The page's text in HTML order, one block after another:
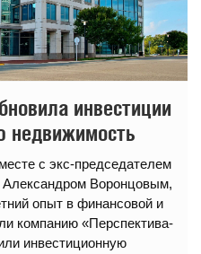
инвестиции
недвижимость
с экс-председателем
Александром Воронцовым,
опыт в финансовой и
компанию «Перспектива-
инвестиционную